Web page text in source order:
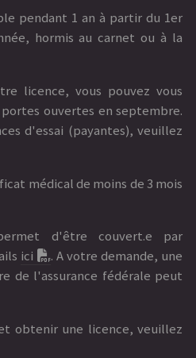
pendant 1 an à partir du 1er
hormis au carnet ou à la
licence, vous pouvez vous
ouvertes en septembre.
d'essai (payantes), veuillez
médical de moins de 3 mois
d'être couvert.e par
ici
. A votre demande, une
de l'assurance fédérale peut
obtenir une licence, veuillez